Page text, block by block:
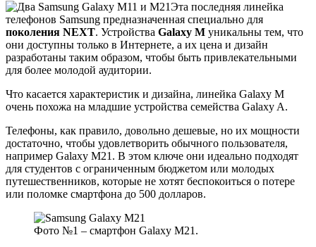
Эта последняя линейка
телефонов Samsung предназначенная специально для
поколения NEXT. Устройства Galaxy M уникальны тем, что
они доступны только в Интернете, а их цена и дизайн
разработаны таким образом, чтобы быть привлекательными
для более молодой аудитории.
Что касается характеристик и дизайна, линейка Galaxy M
очень похожа на младшие устройства семейства Galaxy A.
Телефоны, как правило, довольно дешевые, но их мощности
достаточно, чтобы удовлетворить обычного пользователя,
например Galaxy M21. В этом ключе они идеально подходят
для студентов с ограниченным бюджетом или молодых
путешественников, которые не хотят беспокоиться о потере
или поломке смартфона до 500 долларов.
Фото №1 – смартфон Galaxy M21.